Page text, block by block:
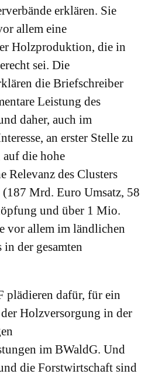
erklären. Sie
allem eine
Holzproduktion, die in
sei. Die
die Briefschreiber
Leistung des
daher, auch im
an erster Stelle zu
auf die hohe
Relevanz des Clusters
Mrd. Euro Umsatz, 58
und über 1 Mio.
vor allem im ländlichen
der gesamten
plädieren dafür, für ein
der Holzversorgung in der
im BWaldG. Und
die Forstwirtschaft sind